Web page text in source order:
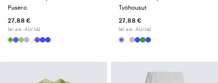
Pusero
27,88 €
(ei sis. ALV:tä)
Työhousut
27,88 €
(ei sis. ALV:tä)